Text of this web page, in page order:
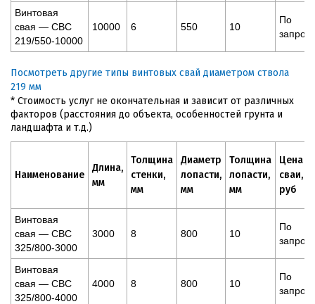
Винтовая
свая — СВС
219/550-10000
10000 6 550 10
По
запросу
Посмотреть другие типы винтовых свай диаметром ствола
219 мм
* Стоимость услуг не окончательная и зависит от различных
факторов (расстояния до объекта, особенностей грунта и
ландшафта и т.д.)
Наименование
Длина,
мм
Толщина
стенки,
мм
Диаметр
лопасти,
мм
Толщина
лопасти,
мм
Цена
сваи,
руб
Винтовая
свая — СВС
325/800-3000
3000 8 800 10
По
запросу
Винтовая
свая — СВС
325/800-4000
4000 8 800 10
По
запросу